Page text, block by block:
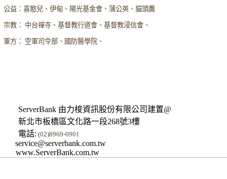
公益：喜憨兒、伊甸、陽光基金會、蒲公英、貓頭鷹
宗教： 中台禪寺、基督教行道會、基督教浸信會、
軍方： 空軍司令部、國防醫學院、
ServerBank 由力梭資訊股份有限公司建置@
新北市板橋區文化路一段268號3樓
電話: (02)8969-0901
service@serverbank.com.tw
www.ServerBank.com.tw